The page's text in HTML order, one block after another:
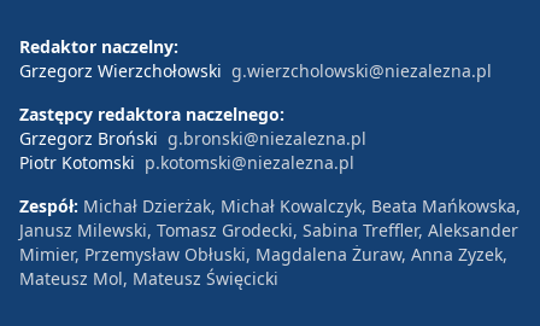
Redaktor naczelny:
Grzegorz Wierzchołowski g.wierzcholowski@niezalezna.pl
Zastępcy redaktora naczelnego:
Grzegorz Broński g.bronski@niezalezna.pl
Piotr Kotomski p.kotomski@niezalezna.pl
Zespół: Michał Dzierżak, Michał Kowalczyk, Beata Mańkowska,
Janusz Milewski, Tomasz Grodecki, Sabina Treffler, Aleksander
Mimier, Przemysław Obłuski, Magdalena Żuraw, Anna Zyzek,
Mateusz Mol, Mateusz Święcicki